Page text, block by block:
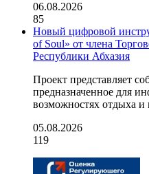
06.08.2026
85
Новый цифровой
of Soul» от члена
Республики Абхазия
Проект представляет
предназначенное для
возможностях отдыха и
05.08.2026
119